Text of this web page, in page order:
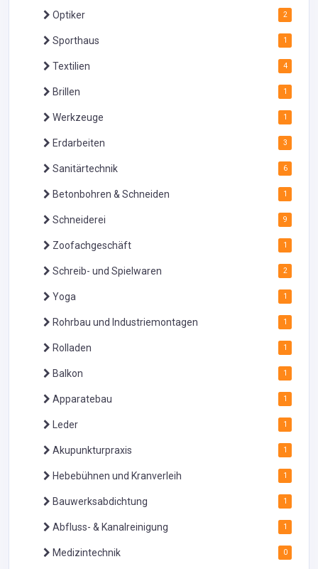
Optiker 2
Sporthaus 1
Textilien 4
Brillen 1
Werkzeuge 1
Erdarbeiten 3
Sanitärtechnik 6
Betonbohren & Schneiden 1
Schneiderei 9
Zoofachgeschäft 1
Schreib- und Spielwaren 2
Yoga 1
Rohrbau und Industriemontagen 1
Rolladen 1
Balkon 1
Apparatebau 1
Leder 1
Akupunkturpraxis 1
Hebebühnen und Kranverleih 1
Bauwerksabdichtung 1
Abfluss- & Kanalreinigung 1
Medizintechnik 0